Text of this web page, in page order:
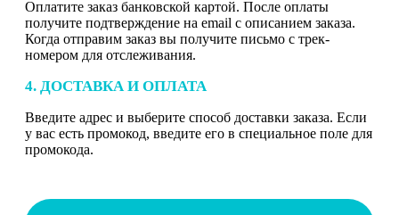
Оплатите заказ банковской картой. После оплаты
получите подтверждение на email с описанием заказа.
Когда отправим заказ вы получите письмо с трек-
номером для отслеживания.
4. ДОСТАВКА И ОПЛАТА
Введите адрес и выберите способ доставки заказа. Если
у вас есть промокод, введите его в специальное поле для
промокода.